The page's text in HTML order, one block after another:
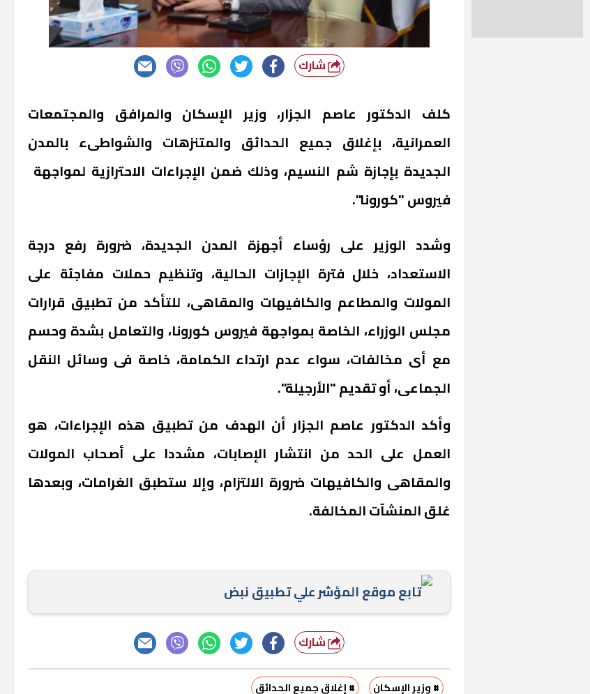
شارك
كلف الدكتور عاصم الجزار، وزير الإسكان والمرافق والمجتمعات
العمرانية، بإغلاق جميع الحدائق والمتنزهات والشواطىء بالمدن
الجديدة بإجازة شم النسيم، وذلك ضمن الإجراءات الاحترازية لمواجهة
فيروس "كورونا".
وشدد الوزير على رؤساء أجهزة المدن الجديدة، ضرورة رفع درجة
الاستعداد، خلال فترة الإجازات الحالية، وتنظيم حملات مفاجئة على
المولات والمطاعم والكافيهات والمقاهى، للتأكد من تطبيق قرارات
مجلس الوزراء، الخاصة بمواجهة فيروس كورونا، والتعامل بشدة وحسم
مع أى مخالفات، سواء عدم ارتداء الكمامة، خاصة فى وسائل النقل
الجماعى، أو تقديم "الأرجيلة".
وأكد الدكتور عاصم الجزار أن الهدف من تطبيق هذه الإجراءات، هو
العمل على الحد من انتشار الإصابات، مشددا على أصحاب المولات
والمقاهى والكافيهات ضرورة الالتزام، وإلا ستطبق الغرامات، وبعدها
غلق المنشآت المخالفة.
تابع موقع المؤشر علي تطبيق نبض
شارك
# وزير الإسكان # إغلاق جميع الحدائق